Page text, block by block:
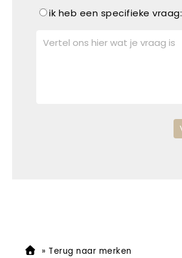
ik heb een specifieke vraag:
» Terug naar merken